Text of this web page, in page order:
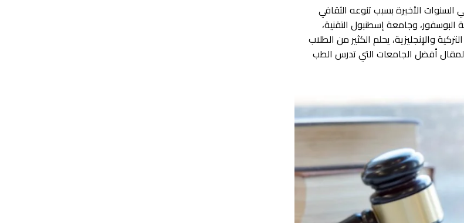
السنوات الأخيرة بسبب تنوعه الثقافي
وجامعة إسطنبول التقنية،
والإنجليزية، يحلم الكثير من الطلاب
أفضل الجامعات التي تدرس الطب